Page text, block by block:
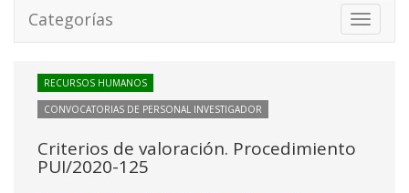
Toggle
Categorías
RECURSOS HUMANOS
CONVOCATORIAS DE PERSONAL INVESTIGADOR
Criterios de valoración. Procedimiento
PUI/2020-125